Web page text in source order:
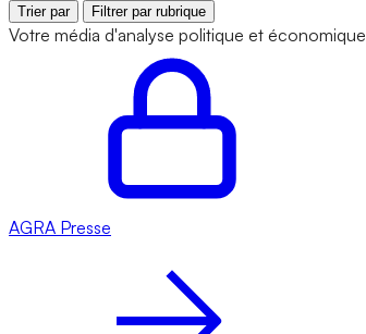
Trier par Filtrer par rubrique
Votre média d'analyse politique et économique
AGRA Presse